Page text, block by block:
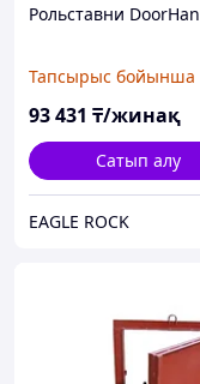
Рольставни DoorHan
Тапсырыс бойынша
93 431 ₸/жинақ
Сатып алу
EAGLE ROCK